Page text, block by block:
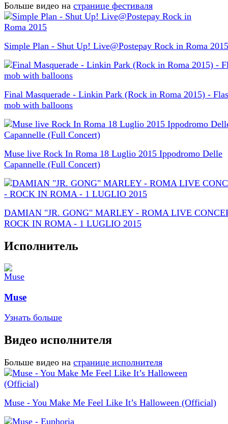
Больше видео на странице фестиваля
Simple Plan - Shut Up! Live@Postepay Rock in Roma 2015
Final Masquerade - Linkin Park (Rock in Roma 2015) -
mob with balloons
Muse live Rock In Roma 18 Luglio 2015 Ippodromo Delle
Capannelle (Full Concert)
DAMIAN "JR. GONG" MARLEY - ROMA LIVE
ROCK IN ROMA - 1 LUGLIO 2015
Исполнитель
Muse
Узнать больше
Видео исполнителя
Больше видео на странице исполнителя
Muse - You Make Me Feel Like It’s Halloween (Official)